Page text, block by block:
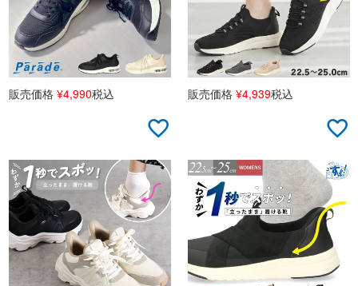
販売価格 ¥4,990税込 販売価格 ¥4,939税込